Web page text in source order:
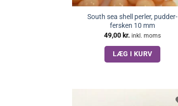
South sea shell perler, pudder-
fersken 10 mm
49,00 kr. inkl. moms
LÆG I KURV